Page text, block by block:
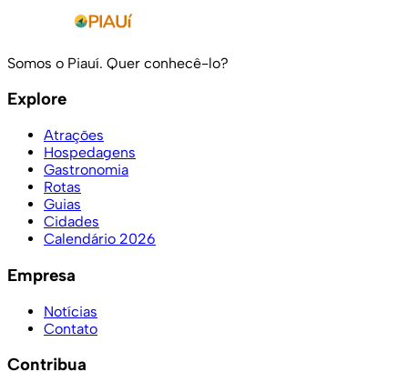
Somos o Piauí. Quer conhecê-lo?
Explore
Atrações
Hospedagens
Gastronomia
Rotas
Guias
Cidades
Calendário 2026
Empresa
Notícias
Contato
Contribua